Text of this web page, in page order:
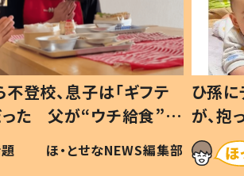
登校、息子は「ギフテ
った 父が“ウチ給食”を
ける理由とは #令和の親
ほ・とせなNEWS編集部
ひ孫
が、
「涙が
い」